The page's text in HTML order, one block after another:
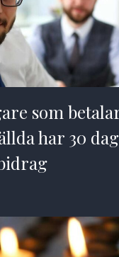
som
har 30